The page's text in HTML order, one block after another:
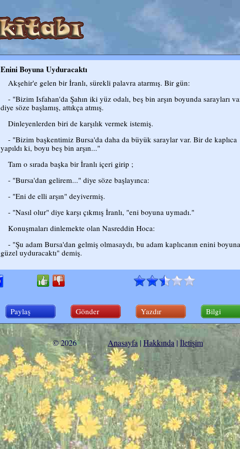
Enini Boyuna Uyduracaktı
Akşehir'e gelen bir İranlı, sürekli palavra atarmış. Bir gün:
- "Bizim Isfahan'da Şahın iki yüz odalı, beş bin arşın boyunda sarayları
diye söze başlamış, attıkça atmış.
Dinleyenlerden biri de karşılık vermek istemiş.
- "Bizim başkentimiz Bursa'da daha da büyük saraylar var. Bir de kaplıca
yapıldı ki, boyu beş bin arşın..."
Tam o sırada başka bir İranlı içeri girip ;
- "Bursa'dan gelirem..." diye söze başlayınca:
- "Eni de elli arşın" deyivermiş.
- "Nasıl olur" diye karşı çıkmış İranlı, "eni boyuna uymadı."
Konuşmaları dinlemekte olan Nasreddin Hoca:
- "Şu adam Bursa'dan gelmiş olmasaydı, bu adam kaplıcanın enini
güzel uyduracaktı" demiş.
Paylaş Gönder Yazdır Bilgi
© 2026Anasayfa |Hakkında|İletişim